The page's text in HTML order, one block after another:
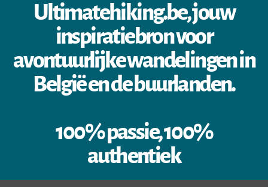
Ultimatehiking.be, jouw
inspiratiebron voor
avontuurlijke wandelingen in
België en de buurlanden.
100% passie, 100%
authentiek